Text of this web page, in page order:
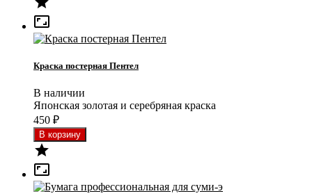

Краска постерная Пентел
В наличии
Японская золотая и серебряная краска
450 ₽

